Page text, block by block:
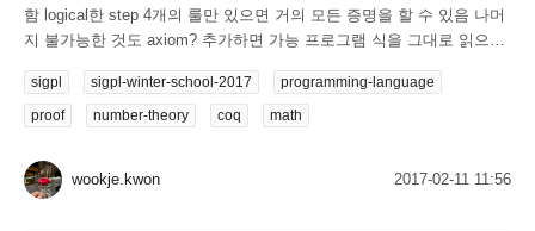
함 logical한 step 4개의 룰만 있으면 거의 모든 증명을 할 수 있음 나머
지 불가능한 것도 axiom? 추가하면 가능 프로그램 식을 그대로 읽으면
function ==forall, ->, =, P -> false, True, False, /|, |/, exists== 이것만
가지고 모든 set을 만들 수 있음 set이 바로 proposition (coq에서, m
sigpl sigpl-winter-school-2017
programming-language
proof
number-theory coq math
wookje.kwon 2017-02-11 11:56